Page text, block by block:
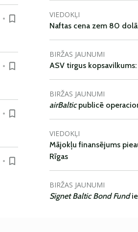
VIEDOKĻI
Naftas cena zem 80
BIRŽAS JAUNUMI
ASV tirgus
BIRŽAS JAUNUMI
airBalticpublicē
VIEDOKĻI
Mājokļu finansējums
Rīgas
BIRŽAS JAUNUMI
Signet Baltic Bond Fund